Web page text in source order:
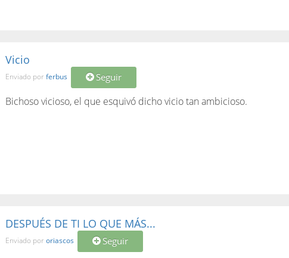
Vicio
Enviado por ferbus Seguir
Bichoso vicioso, el que esquivó dicho vicio tan ambicioso.
DESPUÉS DE TI LO QUE MÁS...
Enviado por oriascos Seguir